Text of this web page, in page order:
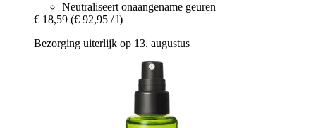
Neutraliseert onaangename geuren
€ 18,59 (€ 92,95 / l)
Bezorging uiterlijk op 13. augustus